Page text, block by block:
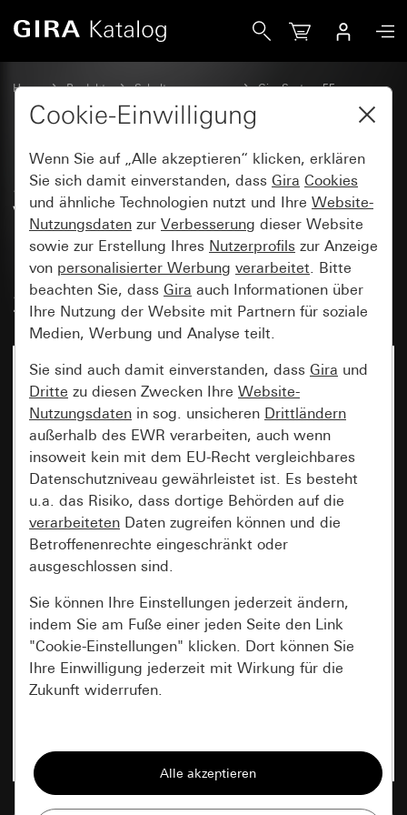
Home Produkte Schalterprogramme
Gira System 55
Steckdosen
SCHUKO-Steckdose 16 A 250
V~ mit erhöhtem
Berührungsschutz (Safety Plus)
und USB-Spannungsversorgung
2fach Typ A / Typ C
Cookie-Einwilligung
Wenn Sie auf „Alle akzeptieren“ klicken, erklären
Sie sich damit einverstanden, dass Gira Cookies
und ähnliche Technologien nutzt und Ihre Website-
Nutzungsdaten zur Verbesserung dieser Website
sowie zur Erstellung Ihres Nutzerprofils zur Anzeige
von personalisierter Werbung verarbeitet. Bitte
beachten Sie, dass Gira auch Informationen über
Ihre Nutzung der Website mit Partnern für soziale
Medien, Werbung und Analyse teilt.
Sie sind auch damit einverstanden, dass Gira und
Dritte zu diesen Zwecken Ihre Website-
Nutzungsdaten in sog. unsicheren Drittländern
außerhalb des EWR verarbeiten, auch wenn
insoweit kein mit dem EU-Recht vergleichbares
Datenschutzniveau gewährleistet ist. Es besteht
u.a. das Risiko, dass dortige Behörden auf die
verarbeiteten Daten zugreifen können und die
Betroffenenrechte eingeschränkt oder
ausgeschlossen sind.
Sie können Ihre Einstellungen jederzeit ändern,
indem Sie am Fuße einer jeden Seite den Link
"Cookie-Einstellungen" klicken. Dort können Sie
Ihre Einwilligung jederzeit mit Wirkung für die
Zukunft widerrufen.
Alle Cookies, die wir benötigen um Ihnen die
Seite anzeigen zu können.